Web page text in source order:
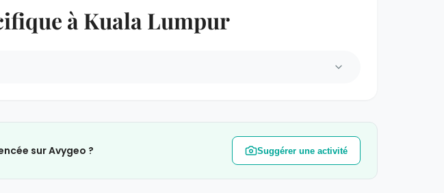
à Kuala Lumpur
sur Avygeo ? Suggérer une activité